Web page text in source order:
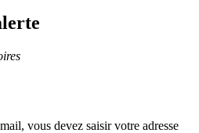
vous devez saisir votre adresse